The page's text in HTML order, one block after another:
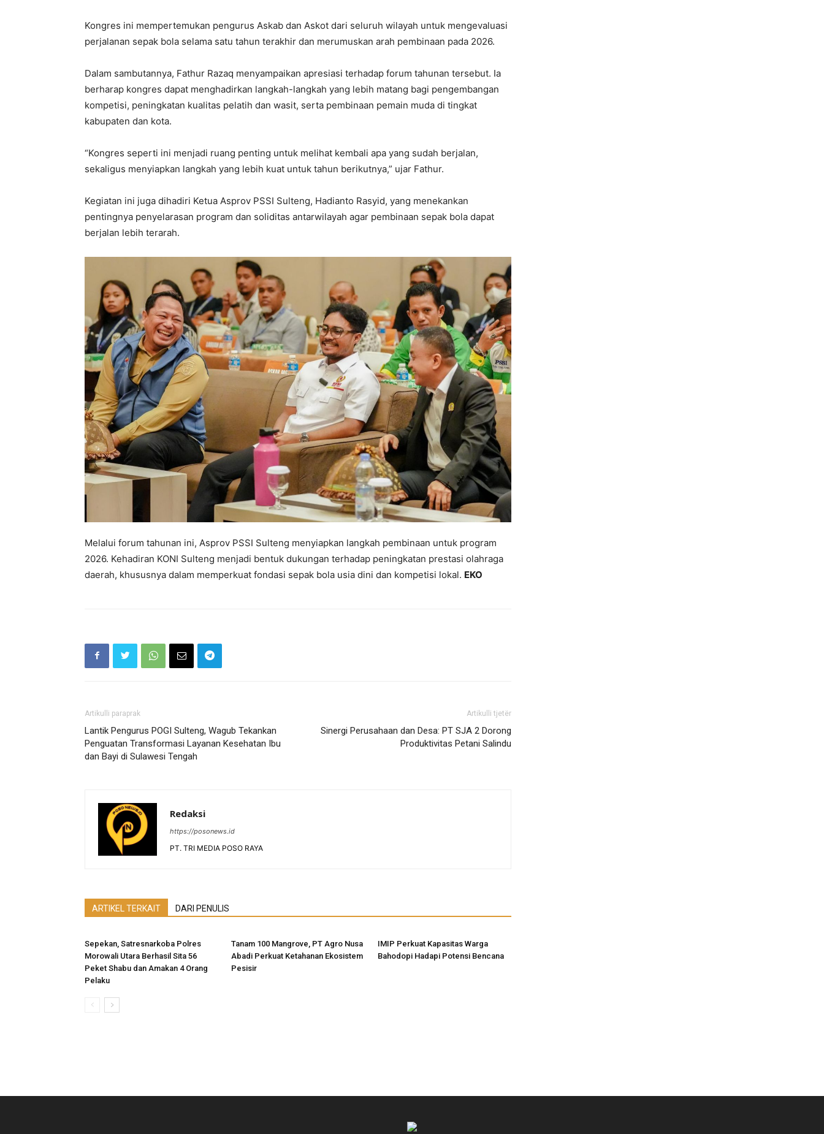
Kongres ini mempertemukan pengurus Askab dan Askot dari seluruh wilayah untuk mengevaluasi
perjalanan sepak bola selama satu tahun terakhir dan merumuskan arah pembinaan pada 2026.
Dalam sambutannya, Fathur Razaq menyampaikan apresiasi terhadap forum tahunan tersebut. Ia
berharap kongres dapat menghadirkan langkah-langkah yang lebih matang bagi pengembangan
kompetisi, peningkatan kualitas pelatih dan wasit, serta pembinaan pemain muda di tingkat
kabupaten dan kota.
“Kongres seperti ini menjadi ruang penting untuk melihat kembali apa yang sudah berjalan,
sekaligus menyiapkan langkah yang lebih kuat untuk tahun berikutnya,” ujar Fathur.
Kegiatan ini juga dihadiri Ketua Asprov PSSI Sulteng, Hadianto Rasyid, yang menekankan
pentingnya penyelarasan program dan soliditas antarwilayah agar pembinaan sepak bola dapat
berjalan lebih terarah.
Melalui forum tahunan ini, Asprov PSSI Sulteng menyiapkan langkah pembinaan untuk program
2026. Kehadiran KONI Sulteng menjadi bentuk dukungan terhadap peningkatan prestasi olahraga
daerah, khususnya dalam memperkuat fondasi sepak bola usia dini dan kompetisi lokal. EKO
Artikulli paraprak
Lantik Pengurus POGI Sulteng, Wagub Tekankan
Penguatan Transformasi Layanan Kesehatan Ibu
dan Bayi di Sulawesi Tengah
Artikulli tjetër
Sinergi Perusahaan dan Desa: PT SJA 2 Dorong
Produktivitas Petani Salindu
Redaksi
https://posonews.id
PT. TRI MEDIA POSO RAYA
ARTIKEL TERKAIT DARI PENULIS
Sepekan, Satresnarkoba Polres
Morowali Utara Berhasil Sita 56
Peket Shabu dan Amakan 4 Orang
Pelaku
Tanam 100 Mangrove, PT Agro Nusa
Abadi Perkuat Ketahanan Ekosistem
Pesisir
IMIP Perkuat Kapasitas Warga
Bahodopi Hadapi Potensi Bencana